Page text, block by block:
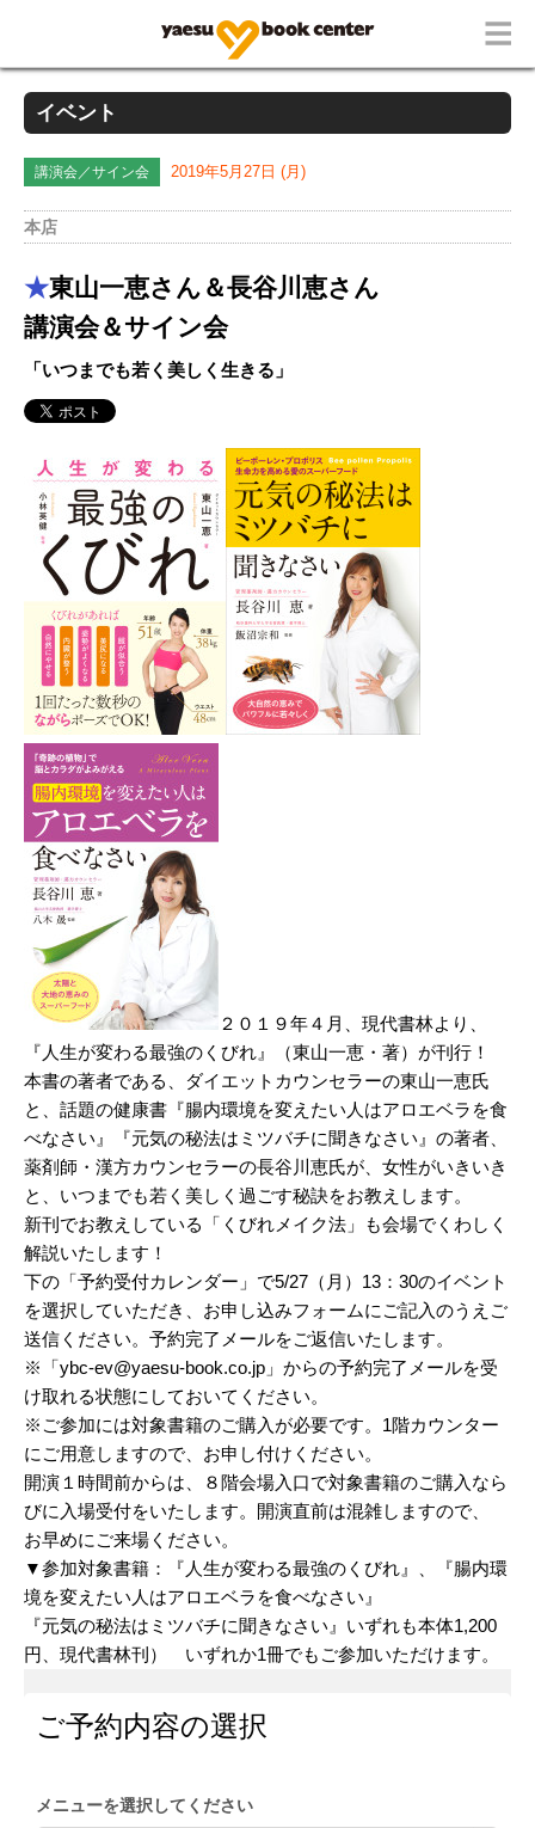
イベント
講演会／サイン会 2019年5月27日 (月)
本店
★東山一恵さん＆長谷川恵さん
講演会＆サイン会
「いつまでも若く美しく生きる」
２０１９年４月、現代書林より、
『人生が変わる最強のくびれ』（東山一恵・著）が刊行！
本書の著者である、ダイエットカウンセラーの東山一恵氏
と、話題の健康書『腸内環境を変えたい人はアロエベラを食
べなさい』『元気の秘法はミツバチに聞きなさい』の著者、
薬剤師・漢方カウンセラーの長谷川恵氏が、女性がいきいき
と、いつまでも若く美しく過ごす秘訣をお教えします。
新刊でお教えしている「くびれメイク法」も会場でくわしく
解説いたします！
下の「予約受付カレンダー」で5/27（月）13：30のイベント
を選択していただき、お申し込みフォームにご記入のうえご
送信ください。予約完了メールをご返信いたします。
※「ybc-ev@yaesu-book.co.jp」からの予約完了メールを受
け取れる状態にしておいてください。
※ご参加には対象書籍のご購入が必要です。1階カウンター
にご用意しますので、お申し付けください。
開演１時間前からは、８階会場入口で対象書籍のご購入なら
びに入場受付をいたします。開演直前は混雑しますので、
お早めにご来場ください。
▼参加対象書籍：『人生が変わる最強のくびれ』、『腸内環
境を変えたい人はアロエベラを食べなさい』
『元気の秘法はミツバチに聞きなさい』いずれも本体1,200
円、現代書林刊） いずれか1冊でもご参加いただけます。